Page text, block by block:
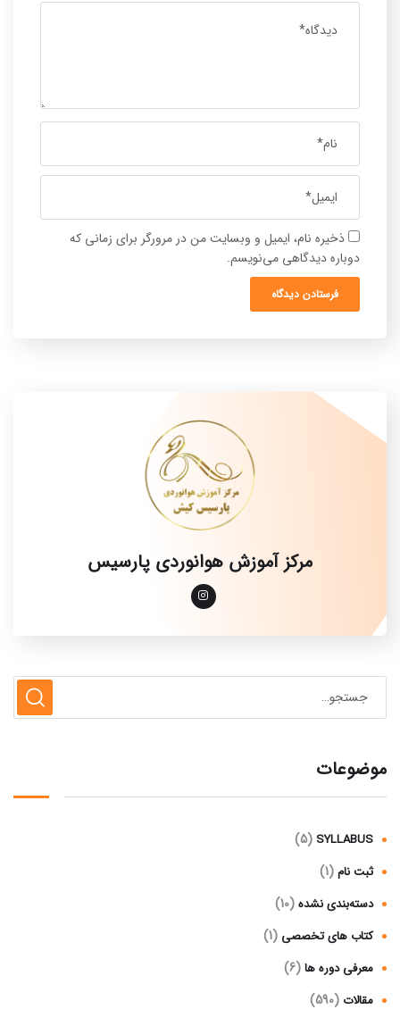
ذخیره نام، ایمیل و وبسایت من در مرورگر برای زمانی که
دوباره دیدگاهی می‌نویسم.
مرکز آموزش هوانوردی پارسیس
موضوعات
SYLLABUS
(5)
ثبت نام(1)
دسته‌بندی نشده(10)
کتاب های تخصصی (1)
معرفی دوره ها(6)
مقالات (590)